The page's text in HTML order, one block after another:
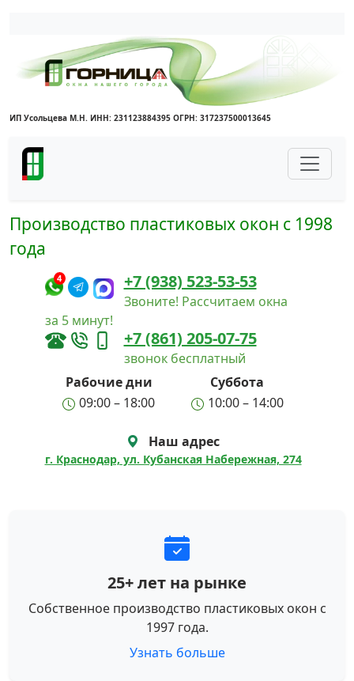
Написать в Max
Написать в Telegram
ИП Усольцева М.Н. ИНН: 231123884395 ОГРН: 317237500013645
Производство пластиковых окон с 1998
года
4 +7 (938) 523-53-53
Звоните! Рассчитаем окна
за 5 минут!
+7 (861) 205-07-75
звонок бесплатный
Рабочие дни
Суббота
09:00 – 18:00
10:00 – 14:00
Наш адрес
г. Краснодар, ул. Кубанская Набережная, 274
25+ лет на рынке
Собственное производство пластиковых окон с
1997 года.
Узнать больше